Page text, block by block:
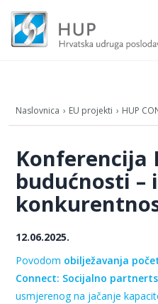
Naslovnica EU projekti HUP
Konferencija
budućnosti –
12.06.2025.
Povodom obilježavanja
Connect: Socijalno
usmjerenog na jačanje